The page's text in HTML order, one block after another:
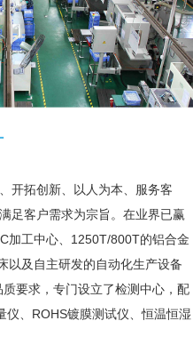
开拓创新、以人为本、服务客
足客户需求为宗旨。在业界已赢
加工中心、1250T/800T的铝合金
以及自主研发的自动化生产设备
要求，专门设立了检测中心，配
、ROHS镀膜测试仪、恒温恒湿